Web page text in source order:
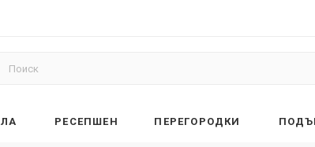
РЕСЕПШЕН ПЕРЕГОРОДКИ